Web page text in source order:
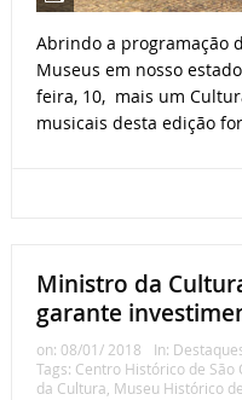
Abrindo a programação
Museus em nosso
feira, 10, mais um
musicais desta edição
Ministro da
garante
on: 08/01/ 2018 In:
Tags: Centro Histórico de São
da Cultura Museu Histórico